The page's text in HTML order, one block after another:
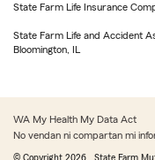
State Farm Life Insurance
State Farm Life and Accident
Bloomington, IL
WA My Health My Data Act
No vendan ni compartan mi
© Copyright 2026 , State Farm